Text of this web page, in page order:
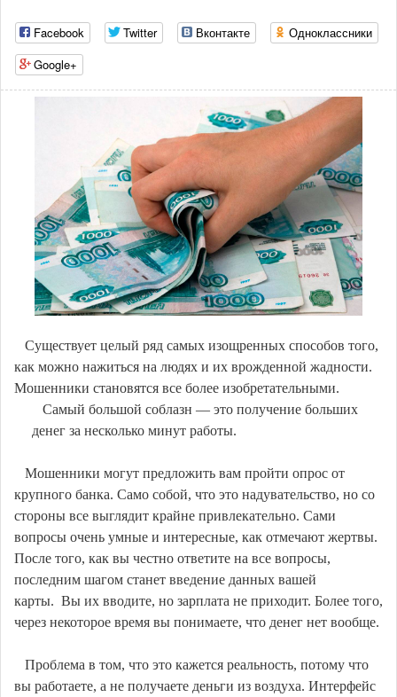
Facebook Twitter Вконтакте
Одноклассники
Google+
Существует целый ряд самых изощренных способов того,
как можно нажиться на людях и их врожденной жадности.
Мошенники становятся все более изобретательными.
Самый большой соблазн — это получение больших
денег за несколько минут работы.
Мошенники могут предложить вам пройти опрос от
крупного банка. Само собой, что это надувательство, но со
стороны все выглядит крайне привлекательно. Сами
вопросы очень умные и интересные, как отмечают жертвы.
После того, как вы честно ответите на все вопросы,
последним шагом станет введение данных вашей
карты. Вы их вводите, но зарплата не приходит. Более того,
через некоторое время вы понимаете, что денег нет вообще.
Проблема в том, что это кажется реальность, потому что
вы работаете, а не получаете деньги из воздуха. Интерфейс